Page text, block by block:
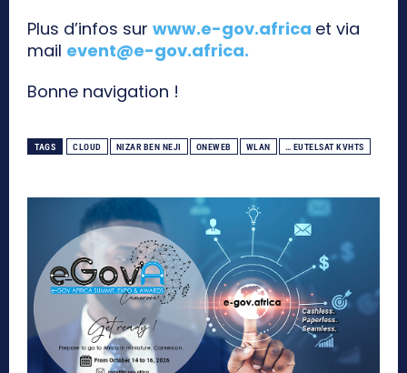
Plus d’infos sur www.e-gov.africa et via
mail event@e-gov.africa.
Bonne navigation !
TAGS CLOUD NIZAR BEN NEJI ONEWEB WLAN … EUTELSAT KVHTS